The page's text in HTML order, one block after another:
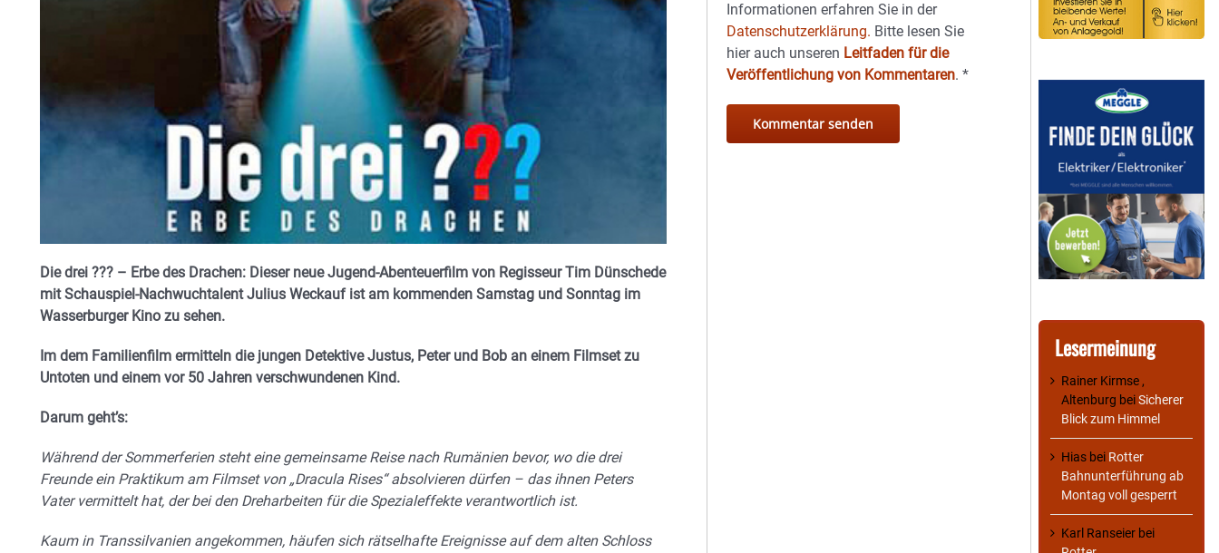
Die drei ??? – Erbe des Drachen: Dieser neue Jugend-Abenteuerfilm von Regisseur Tim Dünschede
mit Schauspiel-Nachwuchtalent Julius Weckauf ist am kommenden Samstag und Sonntag im
Wasserburger Kino zu sehen.
Im dem Familienfilm ermitteln die jungen Detektive Justus, Peter und Bob an einem Filmset zu
Untoten und einem vor 50 Jahren verschwundenen Kind.
Darum geht’s:
Während der Sommerferien steht eine gemeinsame Reise nach Rumänien bevor, wo die drei
Freunde ein Praktikum am Filmset von „Dracula Rises“ absolvieren dürfen – das ihnen Peters
Vater vermittelt hat, der bei den Dreharbeiten für die Spezialeffekte verantwortlich ist.
Kaum in Transsilvanien angekommen, häufen sich rätselhafte Ereignisse auf dem alten Schloss
Informationen erfahren Sie in der
Datenschutzerklärung. Bitte lesen Sie
hier auch unseren Leitfaden für die
Veröffentlichung von Kommentaren.*
Lesermeinung
Rainer Kirmse ,
Altenburg beiSicherer
Blick zum Himmel
Hias bei Rotter
Bahnunterführung ab
Montag voll gesperrt
Karl Ranseier bei